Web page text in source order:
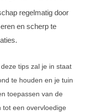
regelmatig door
en scherp te
tips zal je in staat
te houden en je tuin
toepassen van de
tot een overvloedige